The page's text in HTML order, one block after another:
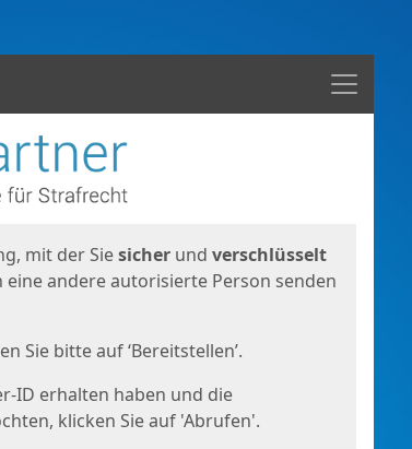
Menü
mit der Siesicher und verschlüsselt
andere autorisierte Person senden
Sie bitte auf ‘Bereitstellen’.
ID erhalten haben und die
klicken Sie auf 'Abrufen'.